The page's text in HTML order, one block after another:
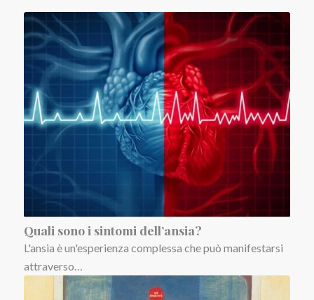
Quali sono i sintomi dell’ansia?
L'ansia è un'esperienza complessa che può manifestarsi
attraverso…